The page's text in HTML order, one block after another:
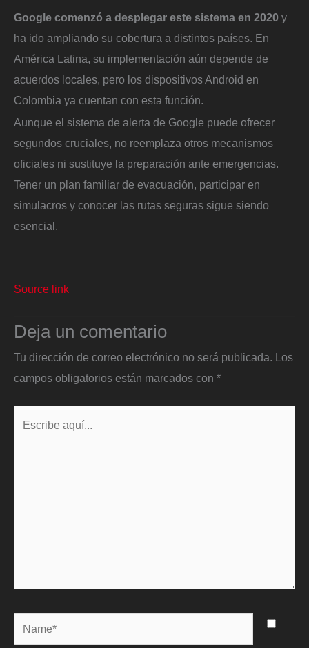
Google comenzó a desplegar este sistema en 2020 y
ha ido ampliando su cobertura a distintos países. En
América Latina, su implementación aún depende de
acuerdos locales, pero los dispositivos Android en
Colombia ya cuentan con esta función.
Aunque el sistema de alerta de Google puede ofrecer
segundos cruciales, no reemplaza otros mecanismos
oficiales ni sustituye la preparación ante emergencias.
Tener un plan familiar de evacuación, participar en
simulacros y conocer las rutas seguras sigue siendo
esencial.
Source link
Deja un comentario
Tu dirección de correo electrónico no será publicada. Los
campos obligatorios están marcados con *
Name*